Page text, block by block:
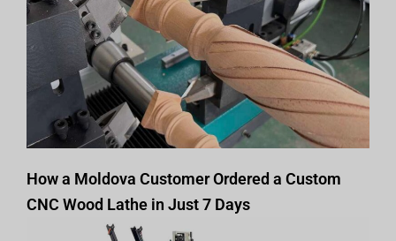
How a Moldova Customer Ordered a Custom
CNC Wood Lathe in Just 7 Days